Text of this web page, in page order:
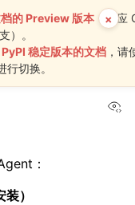
：
）
的 Preview 版本（对应
）。
PyPI 稳定版本的文档，请
行切换。
×